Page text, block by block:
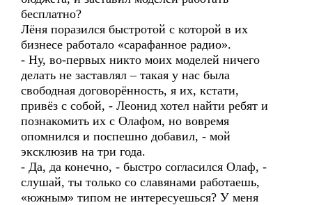
бесплатно?
Лёня поразился быстротой с которой в их
бизнесе работало «сарафанное радио».
- Ну, во-первых никто моих моделей ничего
делать не заставлял – такая у нас была
свободная договорённость, я их, кстати,
привёз с собой, - Леонид хотел найти ребят и
познакомить их с Олафом, но вовремя
опомнился и поспешно добавил, - мой
эксклюзив на три года.
- Да, да конечно, - быстро согласился Олаф, -
слушай, ты только со славянами работаешь,
«южным» типом не интересуешься? У меня